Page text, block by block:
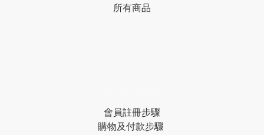
所有商品
會員註冊步驟
購物及付款步驟